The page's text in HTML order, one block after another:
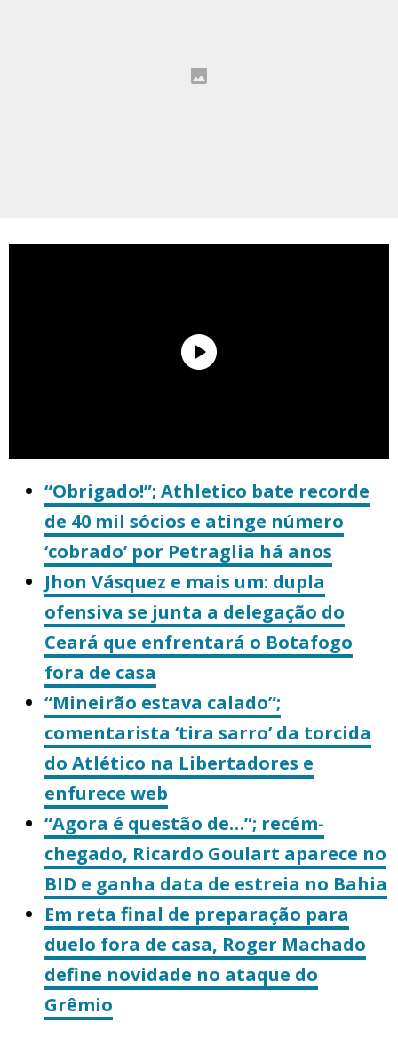
“Obrigado!”; Athletico bate recorde
de 40 mil sócios e atinge número
‘cobrado’ por Petraglia há anos
Jhon Vásquez e mais um: dupla
ofensiva se junta a delegação do
Ceará que enfrentará o Botafogo
fora de casa
“Mineirão estava calado”;
comentarista ‘tira sarro’ da torcida
do Atlético na Libertadores e
enfurece web
“Agora é questão de…”; recém-
chegado, Ricardo Goulart aparece no
BID e ganha data de estreia no Bahia
Em reta final de preparação para
duelo fora de casa, Roger Machado
define novidade no ataque do
Grêmio